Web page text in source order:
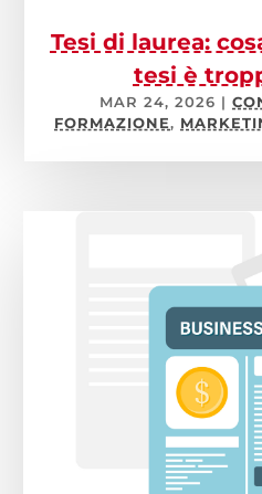
Tesi di laurea:
tesi è
MAR 24, 2026 |
FORMAZIONE,